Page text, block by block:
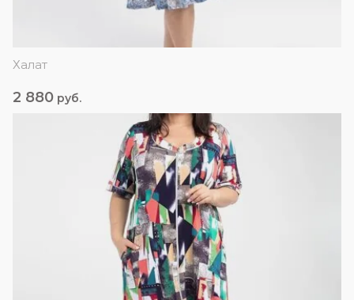
Халат
2 880 руб.